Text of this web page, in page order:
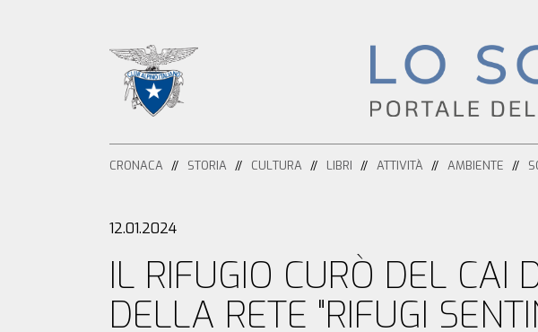
HOME
ATTIVITÀ
ESCURSIONISMO
ALPINISMO
CRONACA STORIA CULTURA LIBRI ATTIVITÀ AMBIENTE
12.01.2024
IL RIFUGIO CURÒ DEL CAI
DELLA RETE "RIFUGI